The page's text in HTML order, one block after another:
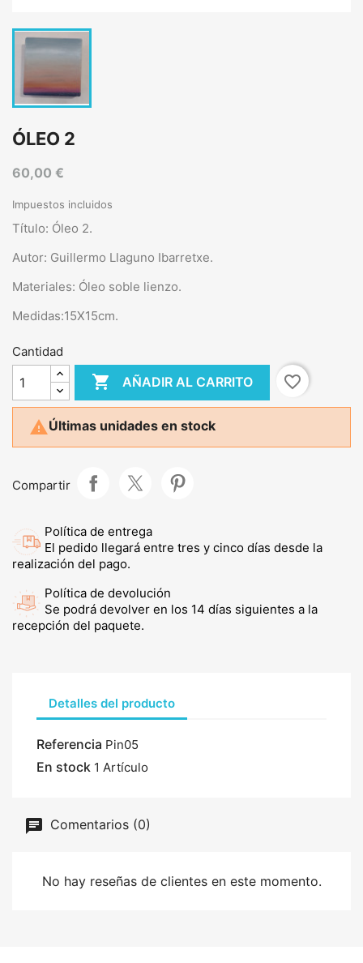
ÓLEO 2
60,00 €
Impuestos incluidos
Título: Óleo 2.
Autor: Guillermo Llaguno Ibarretxe.
Materiales: Óleo soble lienzo.
Medidas:15X15cm.
Cantidad
 AÑADIR AL CARRITO favorite_border
Últimas unidades en stock
Compartir
Política de entrega
El pedido llegará entre tres y cinco días desde la
realización del pago.
Política de devolución
Se podrá devolver en los 14 días siguientes a la
recepción del paquete.
Detalles del producto
Referencia Pin05
En stock 1 Artículo
Comentarios (0)
No hay reseñas de clientes en este momento.